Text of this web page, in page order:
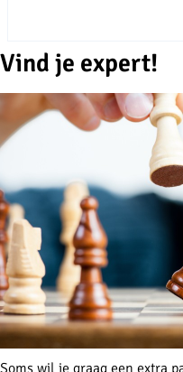
Vind je expert!
Soms wil je graag een extra